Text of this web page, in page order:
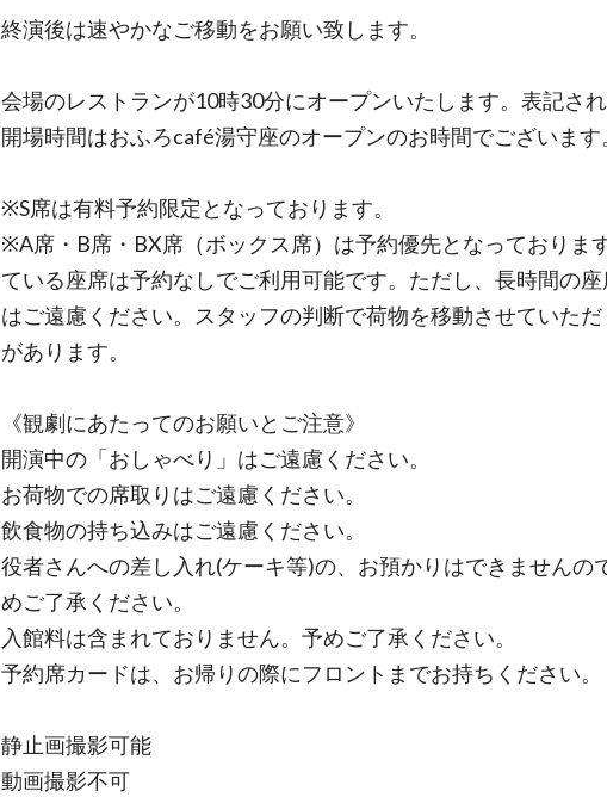
終演後は速やかなご移動をお願い致します。
会場のレストランが10時30分にオープンいたします。表記さ
開場時間はおふろcafé湯守座のオープンのお時間でございます
※S席は有料予約限定となっております。
※A席・B席・BX席（ボックス席）は予約優先となっておりま
ている座席は予約なしでご利用可能です。ただし、長時間の
はご遠慮ください。スタッフの判断で荷物を移動させていた
があります。
《観劇にあたってのお願いとご注意》
開演中の「おしゃべり」はご遠慮ください。
お荷物での席取りはご遠慮ください。
飲食物の持ち込みはご遠慮ください。
役者さんへの差し入れ(ケーキ等)の、お預かりはできませんの
めご了承ください。
入館料は含まれておりません。予めご了承ください。
予約席カードは、お帰りの際にフロントまでお持ちください。
静止画撮影可能
動画撮影不可